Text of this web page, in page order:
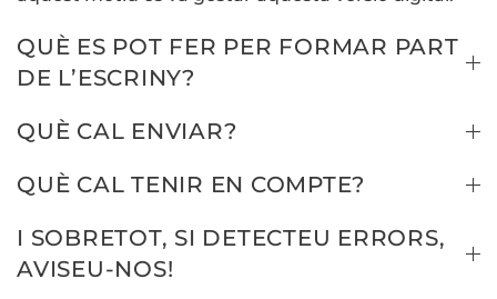
QUÈ ES POT FER PER FORMAR PART
DE L’ESCRINY?
QUÈ CAL ENVIAR?
QUÈ CAL TENIR EN COMPTE?
I SOBRETOT, SI DETECTEU ERRORS,
AVISEU-NOS!